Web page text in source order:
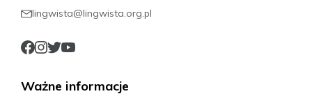
lingwista@lingwista.org.pl
Ważne informacje